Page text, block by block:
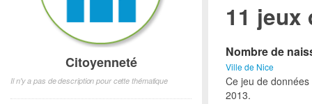
11 jeux
Nombre de
Ville de Nice
Ce jeu de
2013.
Citoyenneté
Il n'y a pas de description pour cette thématique